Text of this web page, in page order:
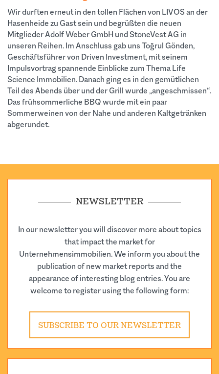
Wir durften erneut in den tollen Flächen von LIVOS an der
Hasenheide zu Gast sein und begrüßten die neuen
Mitglieder Adolf Weber GmbH und StoneVest AG in
unseren Reihen. Im Anschluss gab uns Toğrul Gönden,
Geschäftsführer von Driven Investment, mit seinem
Impulsvortrag spannende Einblicke zum Thema Life
Science Immobilien. Danach ging es in den gemütlichen
Teil des Abends über und der Grill wurde „angeschmissen“.
Das frühsommerliche BBQ wurde mit ein paar
Sommerweinen von der Nahe und anderen Kaltgetränken
abgerundet.
NEWSLETTER
In our newsletter you will discover more about topics
that impact the market for
Unternehmensimmobilien. We inform you about the
publication of new market reports and the
appearance of interesting blog entries. You are
welcome to register using the following form:
SUBSCRIBE TO OUR NEWSLETTER